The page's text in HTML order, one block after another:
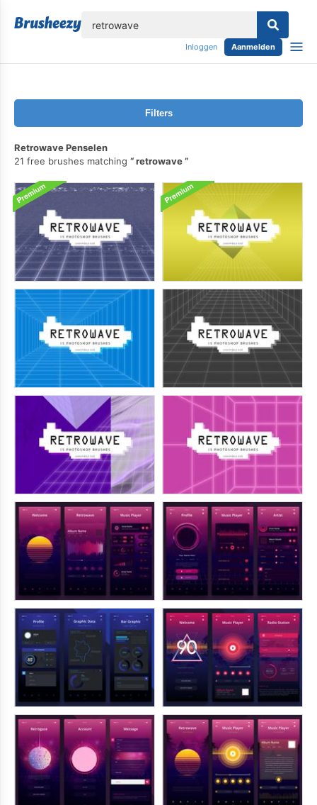
Inloggen Aanmelden
Filters
Retrowave Penselen
21 free brushes matching
retrowave